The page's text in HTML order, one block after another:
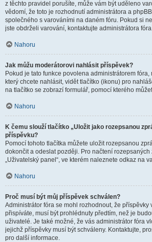
z těchto pravidel porušíte, může vám být uděleno
vědomí, že toto je rozhodnutí administrátora a
společného s varováními na daném fóru. Pokud si
jste obdrželi varování, kontaktujte administrátora
Nahoru
Jak můžu moderátorovi nahlásit příspěvek?
Pokud je tato funkce povolena administrátorem
který chcete nahlásit, vidět tlačítko (ikonu) pro
na tlačítko se zobrazí formulář, pomocí kterého
Nahoru
K čemu slouží tlačítko „Uložit jako rozepsanou
příspěvku?
Pomocí tohoto tlačítka můžete uložit rozepsanou
dokončit a odeslat později. Pro načtení
„Uživatelský panel“, ve kterém naleznete odkaz na
Nahoru
Proč musí být můj příspěvek schválen?
Administrátor fóra se mohl rozhodnout, že příspěvky
přispíváte, musí být prohlédnuty předtím, než je
uživatelé. Je také možné, že vás administrátor fóra
jejichž příspěvky musí být schváleny. Kontaktujte,
pro další informace.